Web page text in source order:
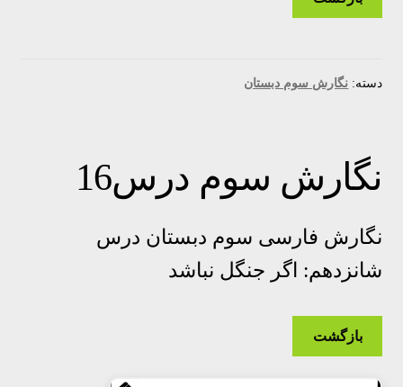
دسته: نگارش سوم دبستان
نگارش سوم درس16
نگارش فارسی سوم دبستان درس
شانزدهم: اگر جنگل نباشد
بازگشت